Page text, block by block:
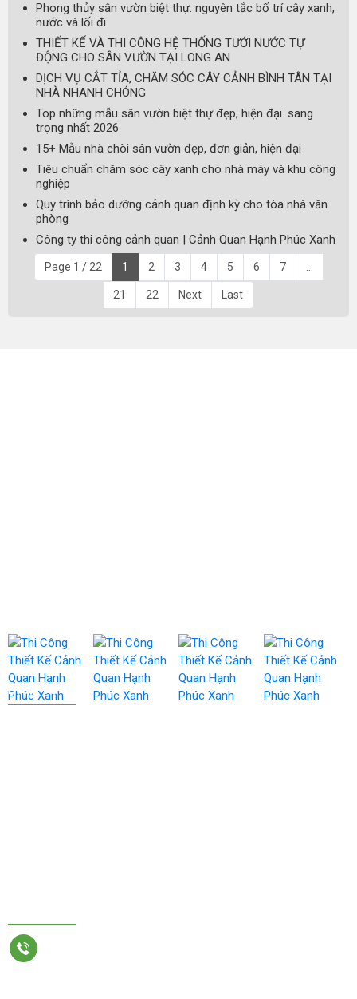
Phong thủy sân vườn biệt thự: nguyên tắc bố trí cây xanh,
nước và lối đi
THIẾT KẾ VÀ THI CÔNG HỆ THỐNG TƯỚI NƯỚC TỰ
ĐỘNG CHO SÂN VƯỜN TẠI LONG AN
DỊCH VỤ CẮT TỈA, CHĂM SÓC CÂY CẢNH BÌNH TÂN TẠI
NHÀ NHANH CHÓNG
Top những mẫu sân vườn biệt thự đẹp, hiện đại. sang
trọng nhất 2026
15+ Mẫu nhà chòi sân vườn đẹp, đơn giản, hiện đại
Tiêu chuẩn chăm sóc cây xanh cho nhà máy và khu công
nghiệp
Quy trình bảo dưỡng cảnh quan định kỳ cho tòa nhà văn
phòng
Công ty thi công cảnh quan | Cảnh Quan Hạnh Phúc Xanh
Page 1 / 22 1 2 3 4 5 6 7
21 22 Next Last
DỊCH VỤ